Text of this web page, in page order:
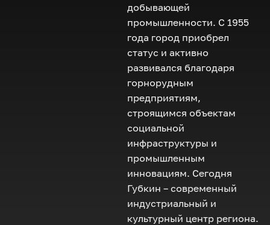
добывающей
промышленности. С 1955
года город приобрел
статус и активно
развивался благодаря
горнорудным
предприятиям,
строящимся объектам
социальной
инфраструктуры и
промышленным
инновациям. Сегодня
Губкин – современный
индустриальный и
культурный центр региона.